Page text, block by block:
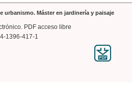
urbanismo. Máster en jardinería y paisaje
PDF acceso libre
1396-417-1